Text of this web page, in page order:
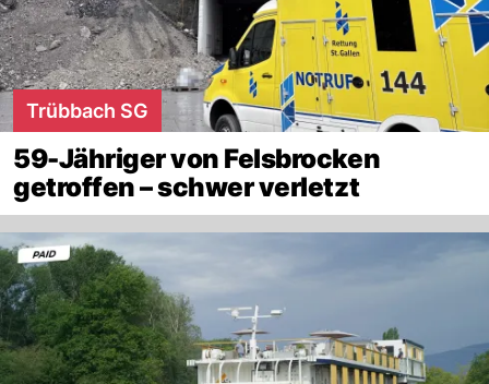
Trübbach SG
59-Jähriger von Felsbrocken
getroffen – schwer verletzt